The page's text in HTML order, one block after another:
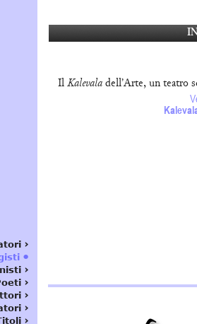
IlKalevaladell’Arte, un teatro